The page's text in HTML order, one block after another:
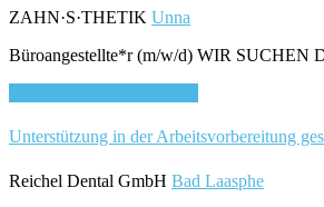
ZAHN·S·THETIK Unna
Büroangestellte*r (m/w/d) WIR SUCHEN
Unterstützung in der Arbeitsvorbereitung
Reichel Dental GmbH Bad Laasphe